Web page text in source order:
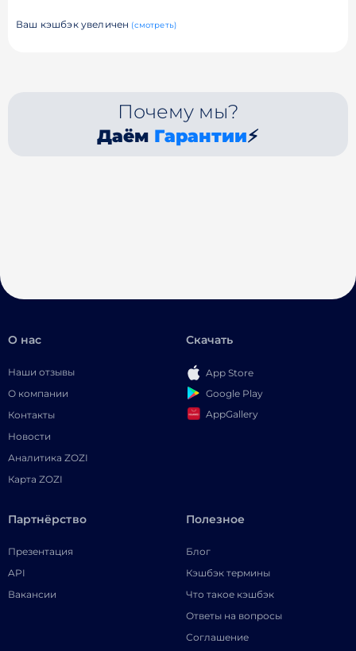
Ваш кэшбэк увеличен (смотреть)
Почему мы?
Даём Гарантии⚡
О нас
Наши отзывы
О компании
Контакты
Новости
Аналитика ZOZI
Карта ZOZI
Скачать
App Store
Google Play
AppGallery
Партнёрство
Презентация
API
Вакансии
Полезное
Блог
Кэшбэк термины
Что такое кэшбэк
Ответы на вопросы
Соглашение